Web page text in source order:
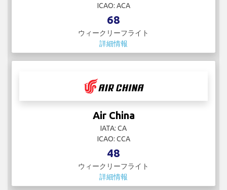
ICAO: ACA
68
ウィークリーフライト
詳細情報
Air China
IATA: CA
ICAO: CCA
48
ウィークリーフライト
詳細情報